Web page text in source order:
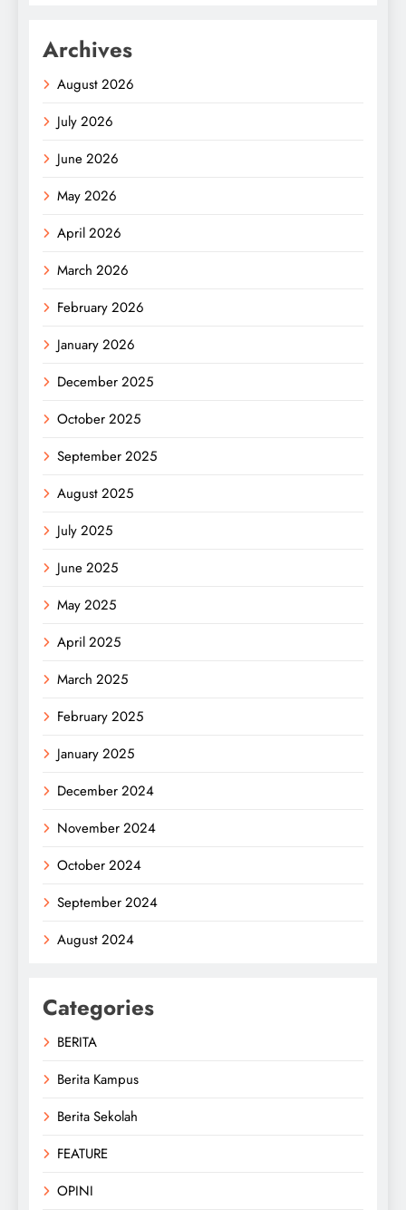
Archives
August 2026
July 2026
June 2026
May 2026
April 2026
March 2026
February 2026
January 2026
December 2025
October 2025
September 2025
August 2025
July 2025
June 2025
May 2025
April 2025
March 2025
February 2025
January 2025
December 2024
November 2024
October 2024
September 2024
August 2024
Categories
BERITA
Berita Kampus
Berita Sekolah
FEATURE
OPINI